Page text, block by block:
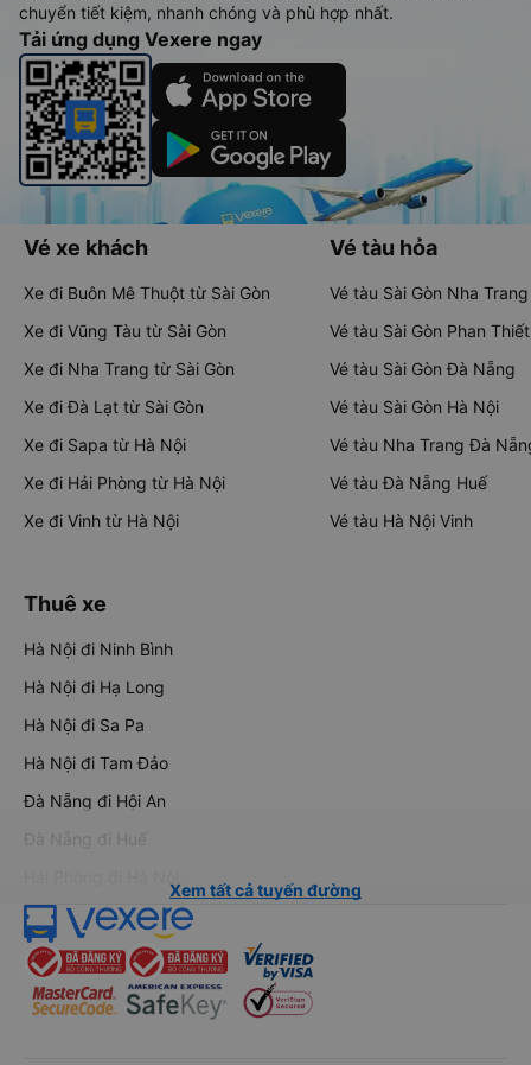
chuyển tiết kiệm, nhanh chóng và phù hợp nhất.
Tải ứng dụng Vexere ngay
Vé xe khách
Xe đi Buôn Mê Thuột từ Sài Gòn
Xe đi Vũng Tàu từ Sài Gòn
Xe đi Nha Trang từ Sài Gòn
Xe đi Đà Lạt từ Sài Gòn
Xe đi Sapa từ Hà Nội
Xe đi Hải Phòng từ Hà Nội
Xe đi Vinh từ Hà Nội
Vé tàu hỏa
Vé tàu Sài Gòn Nha Trang
Vé tàu Sài Gòn Phan Thiết
Vé tàu Sài Gòn Đà Nẵng
Vé tàu Sài Gòn Hà Nội
Vé tàu Nha Trang Đà
Vé tàu Đà Nẵng Huế
Vé tàu Hà Nội Vinh
Thuê xe
Hà Nội đi Ninh Bình
Hà Nội đi Hạ Long
Hà Nội đi Sa Pa
Hà Nội đi Tam Đảo
Đà Nẵng đi Hội An
Đà Nẵng đi Huế
Xem tất cả tuyến đường